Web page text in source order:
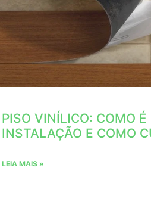
PISO VINÍLICO: COMO É
INSTALAÇÃO E COMO
LEIA MAIS »